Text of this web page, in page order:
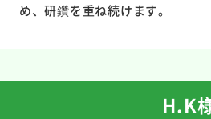
め、研鑽を重ね続けます。
H.K